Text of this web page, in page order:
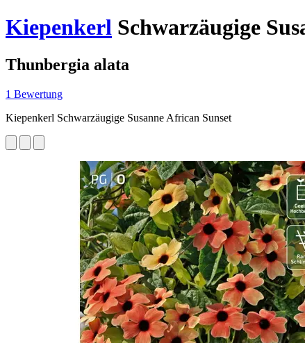
Kiepenkerl Schwarzäugige
Thunbergia alata
1 Bewertung
Kiepenkerl Schwarzäugige Susanne African Sunset